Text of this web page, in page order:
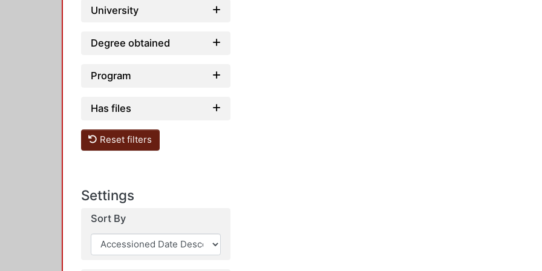
University
Degree obtained
Program
Has files
Reset filters
Settings
Sort By